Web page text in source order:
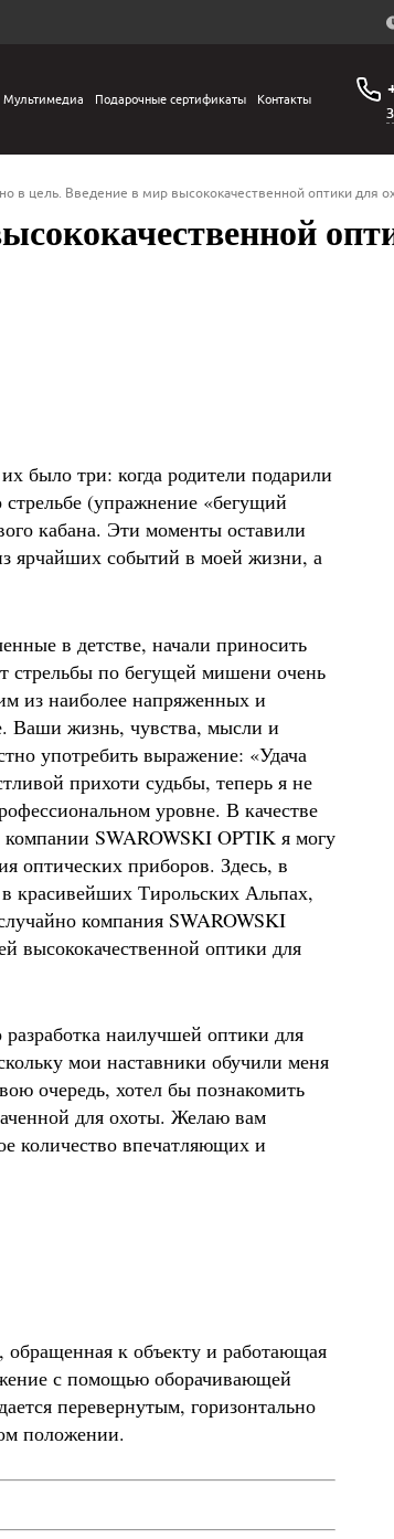
Мультимедиа Подарочные сертификаты Контакты
в цель. Введение в мир высококачественной оптики для
было три: когда родители подарили
(упражнение «бегущий
кабана. Эти моменты оставили
ярчайших событий в моей жизни, а
в детстве, начали приносить
стрельбы по бегущей мишени очень
из наиболее напряженных и
Ваши жизнь, чувства, мысли и
употребить выражение: «Удача
прихоти судьбы, теперь я не
уровне. В качестве
компании SWAROWSKI OPTIK я могу
оптических приборов. Здесь, в
красивейших Тирольских Альпах,
компания SWAROWSKI
высококачественной оптики для
наилучшей оптики для
мои наставники обучили меня
очередь, хотел бы познакомить
для охоты. Желаю вам
количество впечатляющих и
обращенная к объекту и работающая
с помощью оборачивающей
перевернутым, горизонтально
положении.